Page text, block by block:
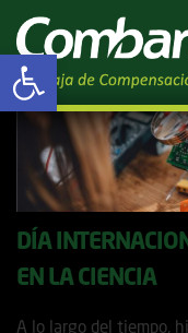
Abrir barra
Tag
DÍA
EN LA CIENCIA
A lo largo del tiempo,